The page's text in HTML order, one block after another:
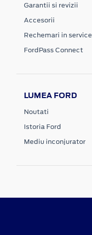
Garantii si revizii
Accesorii
Rechemari in service
FordPass Connect
LUMEA FORD
Noutati
Istoria Ford
Mediu inconjurator